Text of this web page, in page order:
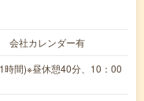
会社カレンダー有
間)※昼休憩40分、10：00